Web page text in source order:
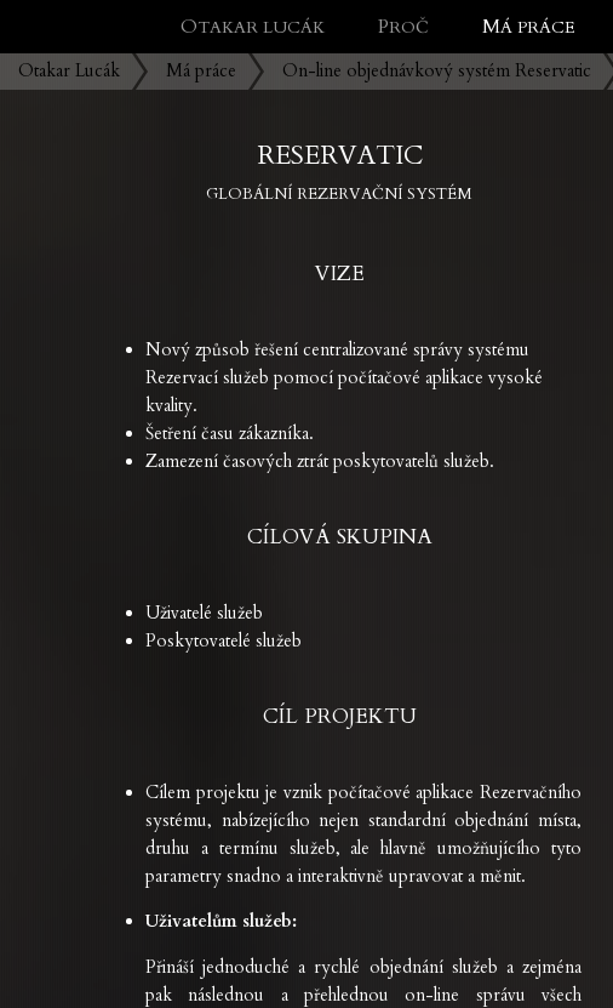
Otakar Lucák Má práce On-line objednávkový systém Reservatic
RESERVATIC
GLOBÁLNÍ REZERVAČNÍ SYSTÉM
VIZE
Nový způsob řešení centralizované správy systému
Rezervací služeb pomocí počítačové aplikace vysoké
kvality.
Šetření času zákazníka.
Zamezení časových ztrát poskytovatelů služeb.
CÍLOVÁ SKUPINA
Uživatelé služeb
Poskytovatelé služeb
CÍL PROJEKTU
Cílem projektu je vznik počítačové aplikace Rezervačního
systému, nabízejícího nejen standardní objednání místa,
druhu a termínu služeb, ale hlavně umožňujícího tyto
parametry snadno a interaktivně upravovat a měnit.
Uživatelům služeb:
Přináší jednoduché a rychlé objednání služeb a zejména
pak následnou a přehlednou on-line správu všech
OTAKAR LUCÁK PROČ MÁ PRÁCE